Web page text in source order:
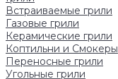
Встраиваемые грили
Газовые грили
Керамические грили
Коптильни и Смокеры
Переносные грили
Угольные грили